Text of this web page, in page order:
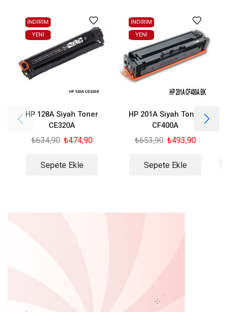
İNDİRİM
YENI
HP 128A Siyah Toner
CE320A
₺634,90 ₺474,90
Sepete Ekle
İNDİRİM
YENI
HP 201A Siyah Toner
CF400A
₺653,90 ₺493,90
Sepete Ekle